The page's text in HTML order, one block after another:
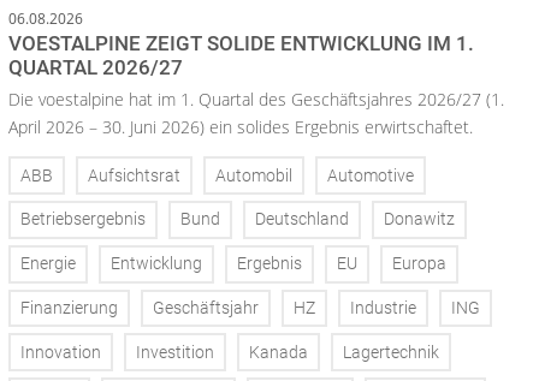
06.08.2026
VOESTALPINE ZEIGT SOLIDE ENTWICKLUNG IM 1.
QUARTAL 2026/27
Die voestalpine hat im 1. Quartal des Geschäftsjahres 2026/27 (1.
April 2026 – 30. Juni 2026) ein solides Ergebnis erwirtschaftet.
ABB Aufsichtsrat Automobil Automotive
Betriebsergebnis Bund Deutschland Donawitz
Energie Entwicklung Ergebnis EU Europa
Finanzierung Geschäftsjahr HZ Industrie ING
Innovation Investition Kanada Lagertechnik